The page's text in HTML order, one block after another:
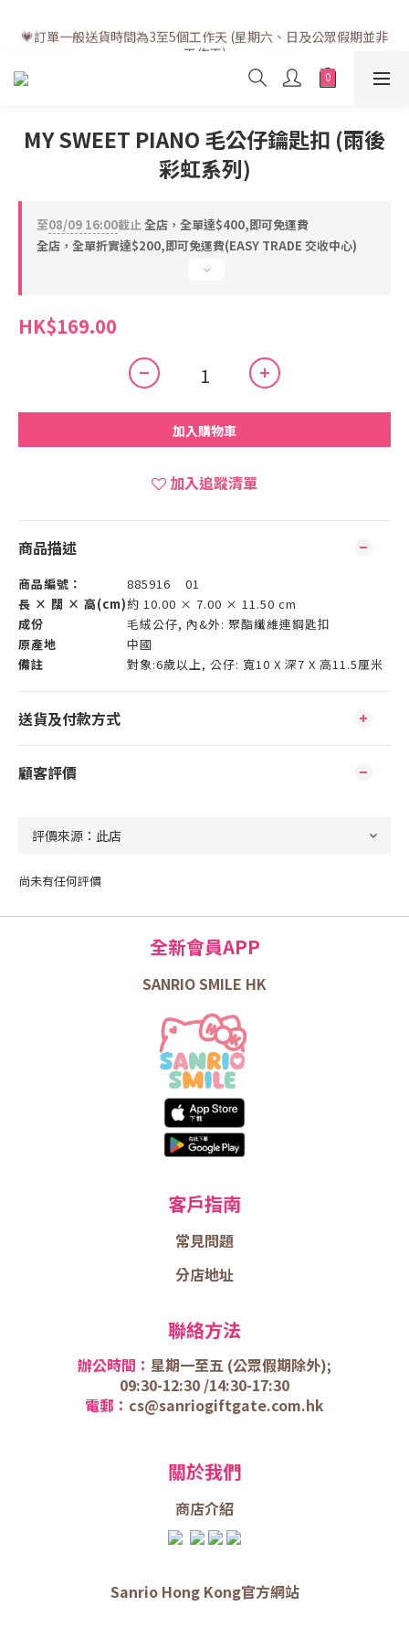
工作天)
💗訂單一般送貨時間為3至5個工作天 (星期六、日及公眾假期並非
工作天)
MY SWEET PIANO 毛公仔鑰匙扣 (雨後
彩虹系列)
至08/09 16:00截止全店，全單達$400,即可免運費
全店，全單折實達$200,即可免運費(EASY TRADE 交收中心)
HK$169.00
加入購物車
加入追蹤清單
商品描述
商品編號：
885916 01
長 × 闊 × 高(cm)約 10.00 × 7.00 × 11.50 cm
成份
毛絨公仔, 內&外: 聚酯纖維連鋼匙扣
原產地
中國
備註
對象:6歲以上, 公仔: 寬10 X 深7 X 高11.5厘米
送貨及付款方式
顧客評價
尚未有任何評價
全新會員APP
SANRIO SMILE HK
客戶指南
常見問題
分店地址
聯絡方法
辦公時間： 星期一至五 (公眾假期除外);
09:30-12:30 /14:30-17:30
電郵： cs@sanriogiftgate.com.hk
關於我們
商店介紹
Sanrio Hong Kong官方網站